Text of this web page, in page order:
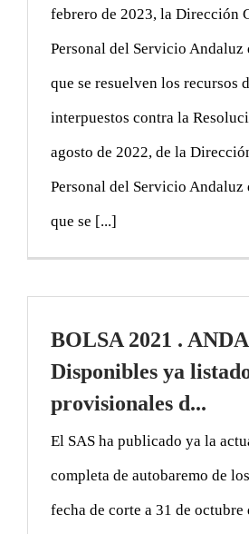
febrero de 2023, la Dirección
Personal del Servicio Andaluz
que se resuelven los recursos
interpuestos contra la
agosto de 2022, de la
Personal del Servicio Andaluz
que se [...]
BOLSA 2021 .
Disponibles ya
provisionales d...
El SAS ha publicado ya la
completa de autobaremo de
fecha de corte a 31 de octubre